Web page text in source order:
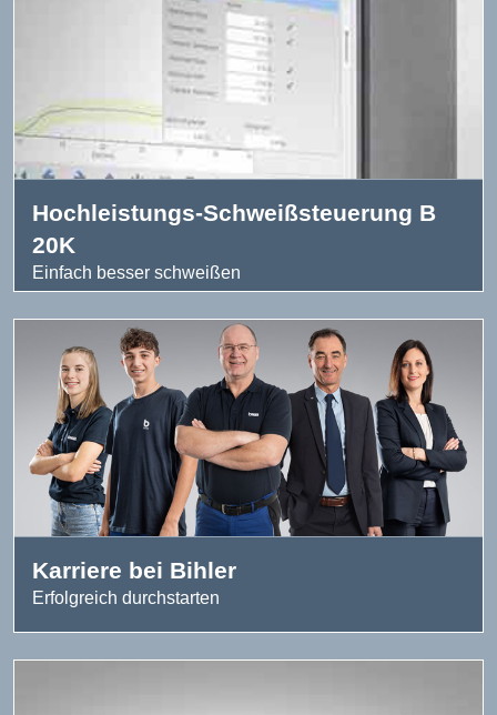
Hochleistungs-Schweißsteuerung B
20K
Einfach besser schweißen
Karriere bei Bihler
Erfolgreich durchstarten